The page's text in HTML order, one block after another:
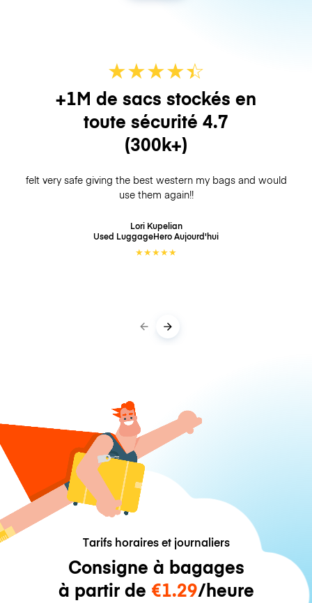
★★★★☆
★
+1M de sacs stockés en
toute sécurité 4.7
(300k+)
felt very safe giving the best western my bags and would
use them again!!
Lori Kupelian
Used LuggageHeroAujourd'hui
★★★★★
Tarifs horaires et journaliers
Consigne à bagages
à partir de €1.29/heure